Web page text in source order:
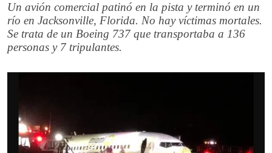
Un avión comercial patinó en la pista y terminó en un
río en Jacksonville, Florida. No hay víctimas mortales.
Se trata de un Boeing 737 que transportaba a 136
personas y 7 tripulantes.